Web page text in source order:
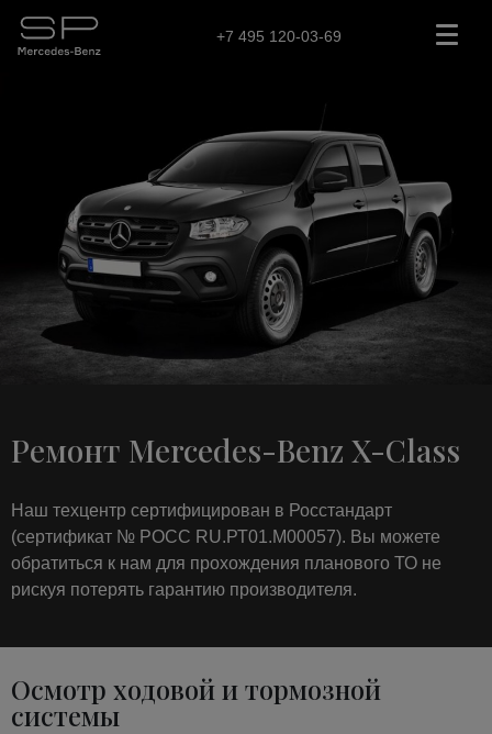
+7 495 120-03-69
Ремонт Mercedes-Benz X-Class
Наш техцентр сертифицирован в Росстандарт
(сертификат № РОСС RU.РТ01.М00057). Вы можете
обратиться к нам для прохождения планового ТО не
рискуя потерять гарантию производителя.
Осмотр ходовой и тормозной
системы